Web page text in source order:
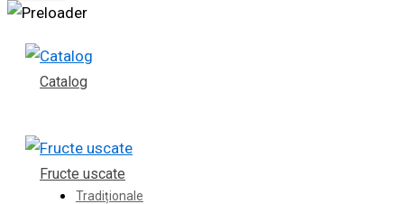
Catalog
Fructe uscate
Tradiționale